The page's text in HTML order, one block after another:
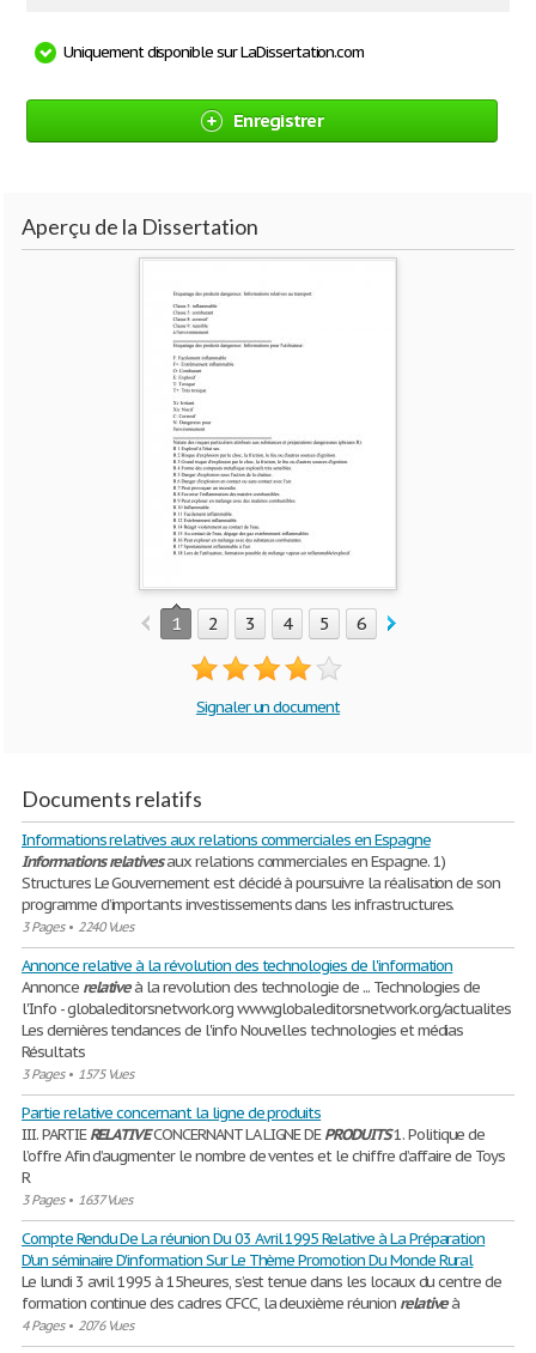
Uniquement disponible sur LaDissertation.com
Enregistrer
Aperçu de la Dissertation
1 2 3 4 5 6 7
Signaler un document
Documents relatifs
Informations relatives aux relations commerciales en Espagne
Informations relativesaux relations commerciales en Espagne. 1)
Structures Le Gouvernement est décidé à poursuivre la réalisation de son
programme d’importants investissements dans les infrastructures.
3 Pages• 2240 Vues
Annonce relative à la révolution des technologies de l'information
Annonce relativeà la revolution des technologie de ... Technologies de
l'Info - globaleditorsnetwork.org www.globaleditorsnetwork.org/actualites
Les dernières tendances de l'info Nouvelles technologies et médias
Résultats
3 Pages• 1575 Vues
Partie relative concernant la ligne de produits
III. PARTIERELATIVECONCERNANT LA LIGNE DEPRODUITS1. Politique de
l’offre Afin d’augmenter le nombre de ventes et le chiffre d’affaire de Toys
R
3 Pages• 1637 Vues
Compte Rendu De La réunion Du 03 Avril 1995 Relative à La Préparation
D'un séminaire D'information Sur Le Thème Promotion Du Monde Rural
Le lundi 3 avril 1995 à 15heures, s’est tenue dans les locaux du centre de
formation continue des cadres CFCC, la deuxième réunion relativeà
4 Pages• 2076 Vues